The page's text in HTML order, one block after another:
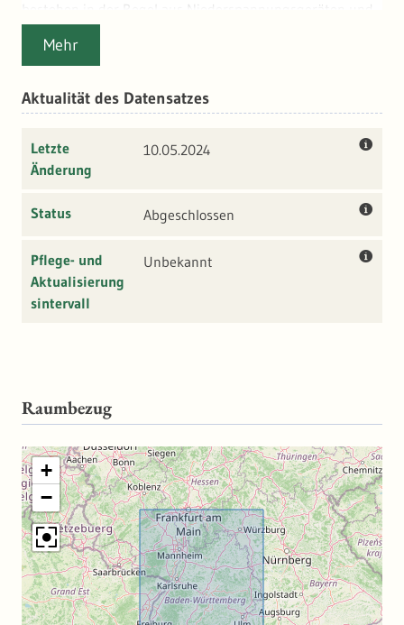
bestehen in der Regel aus Niederspannungsgeräten und
werden aus dem Niederspannungsnetz beliefert.
Mehr
Aktualität des Datensatzes
Letzte
Änderung
10.05.2024
Status Abgeschlossen
Pflege- und
Aktualisierung
sintervall
Unbekannt
Raumbezug
+
−